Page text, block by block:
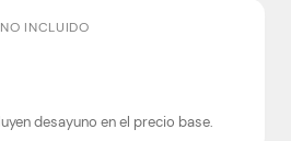
INCLUIDO
desayuno en el precio base.